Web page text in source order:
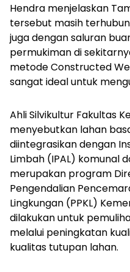
Hendra menjelaskan
tersebut masih
juga dengan saluran
permukiman di
metodeConstructed
sangat ideal untuk
Ahli Silvikultur Fakultas
menyebutkan lahan
diintegrasikan dengan
Limbah (IPAL) komunal
merupakan program
Pengendalian
Lingkungan (PPKL)
dilakukan untuk
melalui peningkatan
kualitas tutupan lahan.